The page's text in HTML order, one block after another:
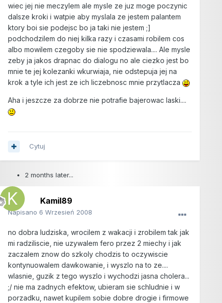
wiec jej nie meczylem ale mysle ze juz moge poczynic
dalsze kroki i watpie aby myslala ze jestem palantem
ktory boi sie podejsc bo ja taki nie jestem ;]
podchodzilem do niej kilka razy i czasami robilem cos
albo mowilem czegoby sie nie spodziewala.... Ale mysle
zeby ja jakos drapnac do dialogu no ale ciezko jest bo
mnie te jej kolezanki wkurwiaja, nie odstepuja jej na
krok a tyle ich jest ze ich liczebnosc mnie przytlacza
Aha i jeszcze za dobrze nie potrafie bajerowac laski....
Cytuj
2 months later...
Kamil89
Napisano 6 Wrzesień 2008
no dobra ludziska, wrocilem z wakacji i zrobilem tak jak
mi radziliscie, nie uzywalem fero przez 2 miechy i jak
zaczalem znow do szkoly chodzis to oczywiscie
kontynuowalem dawkowanie, i wyszlo na to ze....
wlasnie, guzik z tego wyszlo i wychodzi jasna cholera...
;/ nie ma zadnych efektow, ubieram sie schludnie i w
porzadku, nawet kupilem sobie dobre drogie i firmowe